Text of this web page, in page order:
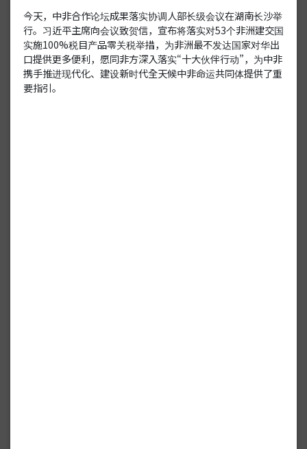
今天，中非合作论坛成果落实协调人部长级会议在湖南长沙举
行。习近平主席向会议致贺信，宣布将落实对53个非洲建交国
实施100%税目产品零关税举措，为非洲最不发达国家对华出
口提供更多便利，愿同非方深入落实“十大伙伴行动”，为中非
携手推进现代化、建设新时代全天候中非命运共同体提供了重
要指引。